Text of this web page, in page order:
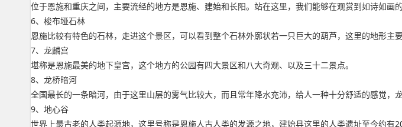
位于恩施和重庆之间，主要流经的地方是恩施、建始和长阳。站在这里，我们能够在观赏到如诗如画
6、梭布垭石林
恩施比较有特色的石林，走进这个景区，可以看到整个石林外廓状若一只巨大的葫芦，这里的地形主
7、龙麟宫
堪称是恩施最美的地下皇宫，这个地方的公园有四大景区和八大奇观、以及三十二景点。
8、龙桥暗河
全国最长的一条暗河，由于这里山层的雾气比较大，而且常年降水充沛，给人一种十分舒适的感觉，
9、地心谷
世界上最古老的人类起源地，这里号称是恩施人古人类的发源之地，建始县这里的人类遗址至今约